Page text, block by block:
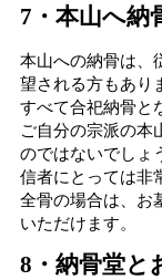
7・本山へ納
本山への納骨は、
望される方もあり
すべて合祀納骨と
ご自分の宗派の本
のではないでしょ
信者にとっては非
全骨の場合は、お
いただけます。
8・納骨堂と